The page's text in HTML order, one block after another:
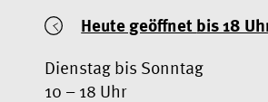
Heute geöffnet bis 18
Dienstag bis Sonntag
10 – 18 Uhr